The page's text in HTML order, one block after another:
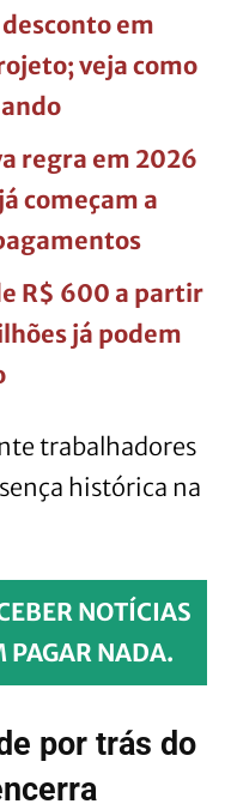
em
veja como
regra em 2026
começam a
R$ 600 a partir
já podem
trabalhadores
histórica na
NOTÍCIAS
PAGAR NADA.
por trás do